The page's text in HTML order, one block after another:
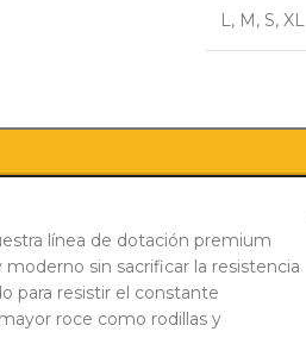
L, M, S,XL
línea de dotación premium
sin sacrificar la resistencia
para resistir el constante
roce como rodillas y